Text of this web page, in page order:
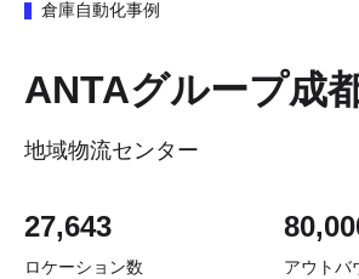
倉庫自動化事例
ANTAグループ成
地域物流センター
27,643
ロケーション数 アウトバ